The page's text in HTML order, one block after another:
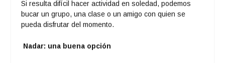
Si resulta difícil hacer actividad en soledad, podemos
bucar un grupo, una clase o un amigo con quien se
pueda disfrutar del momento.
Nadar: una buena opción